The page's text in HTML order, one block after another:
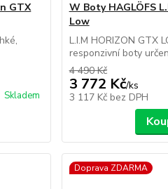
GTX
Skladem
W Boty HAGLÖFS
Low
L.I.M HORIZON GTX
responzivní boty
4 490 Kč
3 772 Kč/ks
3 117 Kč bez DPH
Doprava ZDARMA